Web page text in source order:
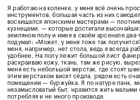
Я работаю на коленке, у меня всё очень
инструментов, большая часть из них
восхищался японскими мастерами —
кузнецами, — которые достигали
земляном полу и имея в своём арсенале
подумал: «Может, у меня тоже так
меня, например, нет стола, ведь я всегда
удобнее. На полу лежит большой лист
раскраиваю кожу, ткань, там же рисую,
меня есть небольшой верстак, где стоят
этим верстаком висят сёдла, рядом есть
помещении — буржуйка. Я по натуре панк,
незамысловатый быт, нравится жить малыми
потребляя и не много производя.